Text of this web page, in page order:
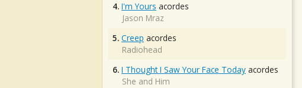
4. I'm Yours acordes
Jason Mraz
5. Creep acordes
Radiohead
6. I Thought I Saw Your Face Today acordes
She and Him